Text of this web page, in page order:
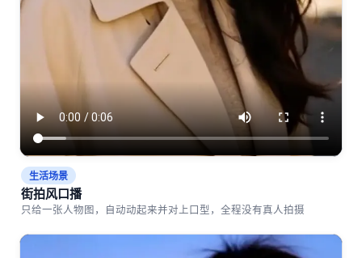
生活场景
街拍风口播
只给一张人物图，自动动起来并对上口型，全程没有真人拍摄